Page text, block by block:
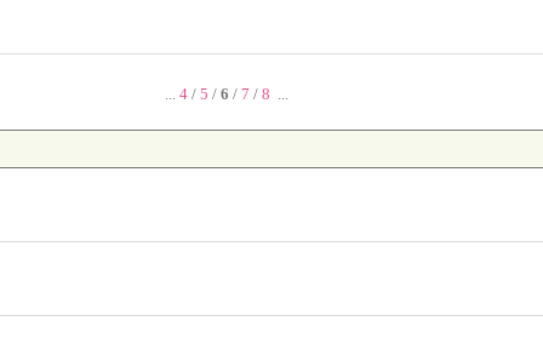
4 / 5 / 6 / 7 / 8